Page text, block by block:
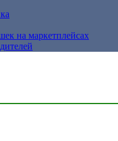
на маркетплейсах